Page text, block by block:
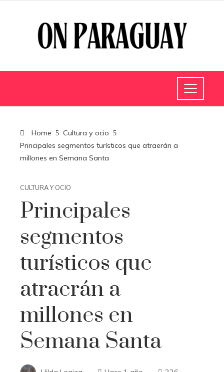
Home
Cultura y ocio
Principales segmentos turísticos que atraerán a
millones en Semana Santa
CULTURA Y OCIO
Principales
segmentos
turísticos que
atraerán a
millones en
Semana Santa